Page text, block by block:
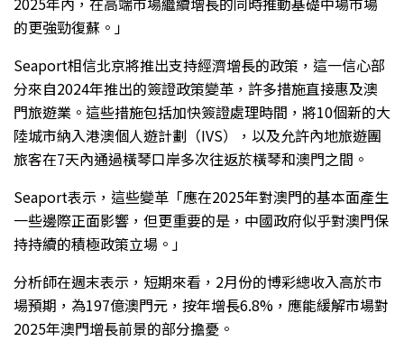
的更強勁復蘇。」
Seaport相信北京將推出支持經濟增長的政策，這一信心部
分來自2024年推出的簽證政策變革，許多措施直接惠及澳
門旅遊業。這些措施包括加快簽證處理時間，將10個新的大
陸城市納入港澳個人遊計劃（IVS），以及允許內地旅遊團
旅客在7天內通過橫琴口岸多次往返於橫琴和澳門之間。
Seaport表示，這些變革「應在2025年對澳門的基本面產生
一些邊際正面影響，但更重要的是，中國政府似乎對澳門保
持持續的積極政策立場。」
分析師在週末表示，短期來看，2月份的博彩總收入高於市
場預期，為197億澳門元，按年增長6.8%，應能緩解市場對
2025年澳門增長前景的部分擔憂。